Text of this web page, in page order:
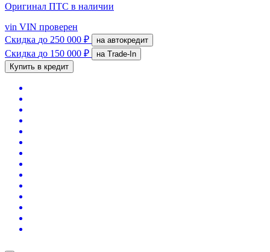
Оригинал ПТС в наличии
vin VIN проверен
Скидка до 250 000 ₽ на автокредит
Скидка до 150 000 ₽
на Trade-In
Купить в кредит